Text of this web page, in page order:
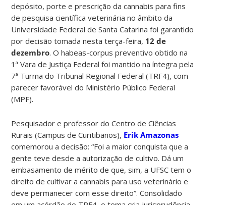
depósito, porte e prescrição da cannabis para fins
de pesquisa científica veterinária no âmbito da
Universidade Federal de Santa Catarina foi garantido
por decisão tomada nesta terça-feira, 12 de
dezembro. O habeas-corpus preventivo obtido na
1ª Vara de Justiça Federal foi mantido na íntegra pela
7ª Turma do Tribunal Regional Federal (TRF4), com
parecer favorável do Ministério Público Federal
(MPF).
Pesquisador e professor do Centro de Ciências
Rurais (Campus de Curitibanos), Erik Amazonas
comemorou a decisão: “Foi a maior conquista que a
gente teve desde a autorização de cultivo. Dá um
embasamento de mérito de que, sim, a UFSC tem o
direito de cultivar a cannabis para uso veterinário e
deve permanecer com esse direito”. Consolidado